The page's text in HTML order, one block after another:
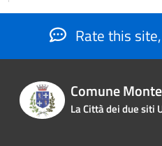
Rate this
Comune
La Città dei due siti